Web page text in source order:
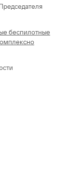
беспилотные